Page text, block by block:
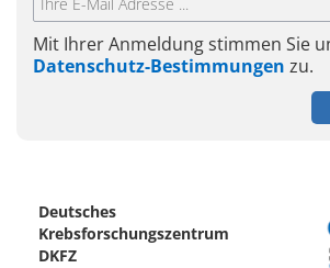
Mit Ihrer Anmeldung stimmen Sie
Datenschutz-Bestimmungen zu.
Deutsches
Krebsforschungszentrum
DKFZ